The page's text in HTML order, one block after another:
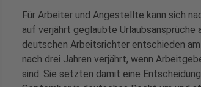
Für Arbeiter und Angestellte kann sich
auf verjährt geglaubte Urlaubsansprüche
deutschen Arbeitsrichter entschieden
nach drei Jahren verjährt, wenn
sind. Sie setzten damit eine